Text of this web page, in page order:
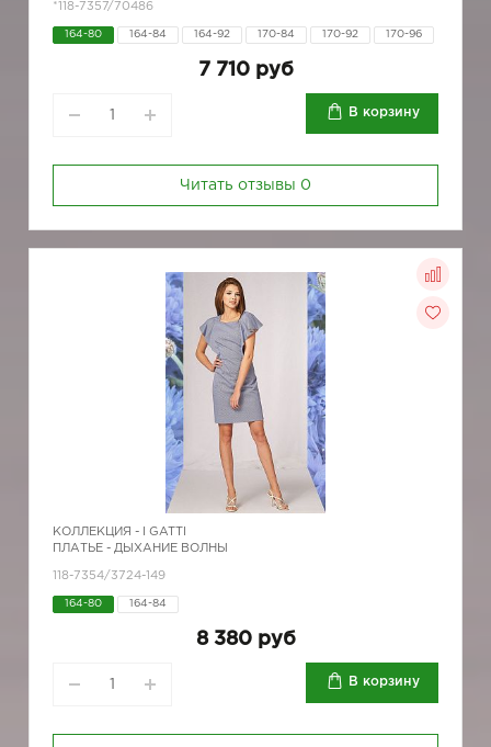
*118-7357/70486
164-80 164-84 164-92 170-84 170-92 170-96
7 710 руб
В корзину
Читать отзывы 0
КОЛЛЕКЦИЯ -
I GATTI
ПЛАТЬЕ - ДЫХАНИЕ ВОЛНЫ
118-7354/3724-149
164-80 164-84
8 380 руб
В корзину